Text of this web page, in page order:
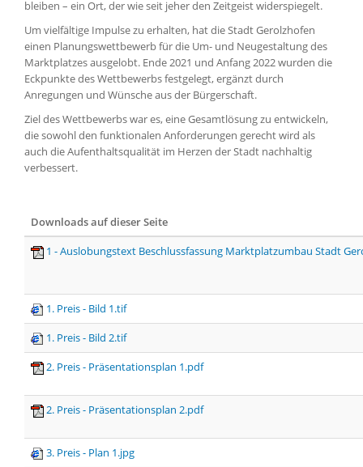
bleiben – ein Ort, der wie seit jeher den Zeitgeist widerspiegelt.
Um vielfältige Impulse zu erhalten, hat die Stadt Gerolzhofen
einen Planungswettbewerb für die Um- und Neugestaltung des
Marktplatzes ausgelobt. Ende 2021 und Anfang 2022 wurden die
Eckpunkte des Wettbewerbs festgelegt, ergänzt durch
Anregungen und Wünsche aus der Bürgerschaft.
Ziel des Wettbewerbs war es, eine Gesamtlösung zu entwickeln,
die sowohl den funktionalen Anforderungen gerecht wird als
auch die Aufenthaltsqualität im Herzen der Stadt nachhaltig
verbessert.
Downloads auf dieser Seite
1 - Auslobungstext Beschlussfassung Marktplatzumbau Stadt
1. Preis - Bild 1.tif
1. Preis - Bild 2.tif
2. Preis - Präsentationsplan 1.pdf
2. Preis - Präsentationsplan 2.pdf
3. Preis - Plan 1.jpg